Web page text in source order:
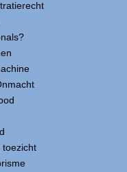
toezicht